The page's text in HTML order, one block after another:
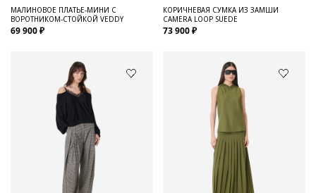
МАЛИНОВОЕ ПЛАТЬЕ-МИНИ С
ВОРОТНИКОМ-СТОЙКОЙ VEDDY
69 900 ₽
КОРИЧНЕВАЯ СУМКА ИЗ ЗАМШИ
CAMERA LOOP SUEDE
73 900 ₽